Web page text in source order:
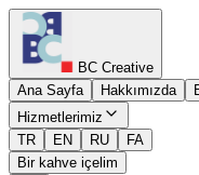
BC Creative
Ana Sayfa
Hakkımızda
Hizmetlerimiz
TR
EN RU
FA
Bir kahve içelim